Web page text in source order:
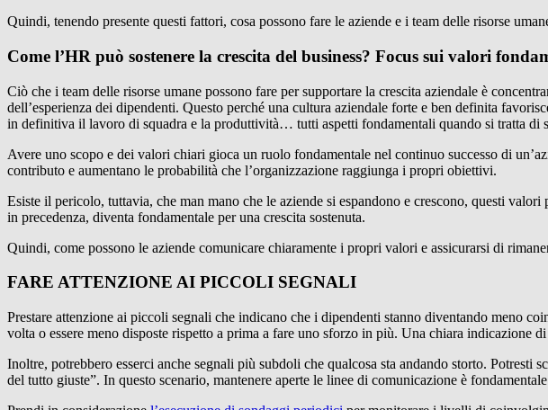
Quindi, tenendo presente questi fattori, cosa possono fare le aziende e i team delle risorse
Come l’HR può sostenere la crescita del business? Focus sui valori
Ciò che i team delle risorse umane possono fare per supportare la crescita aziendale è
dell’esperienza dei dipendenti. Questo perché una cultura aziendale forte e ben definita
in definitiva il lavoro di squadra e la produttività… tutti aspetti fondamentali quando si tratta di
Avere uno scopo e dei valori chiari gioca un ruolo fondamentale nel continuo successo di
contributo e aumentano le probabilità che l’organizzazione raggiunga i propri obiettivi.
Esiste il pericolo, tuttavia, che man mano che le aziende si espandono e crescono, questi
in precedenza, diventa fondamentale per una crescita sostenuta.
Quindi, come possono le aziende comunicare chiaramente i propri valori e assicurarsi di
FARE ATTENZIONE AI PICCOLI SEGNALI
Prestare attenzione ai piccoli segnali che indicano che i dipendenti stanno diventando meno
volta o essere meno disposte rispetto a prima a fare uno sforzo in più. Una chiara indicazione
Inoltre, potrebbero esserci anche segnali più subdoli che qualcosa sta andando storto. Potresti
del tutto giuste”. In questo scenario, mantenere aperte le linee di comunicazione è